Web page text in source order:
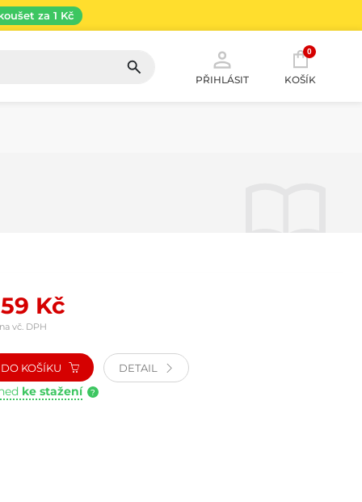
za 1 Kč
PŘIHLÁSIT
0
KOŠÍK
Kč
vč. DPH
DO KOŠÍKU DETAIL
ke stažení ?